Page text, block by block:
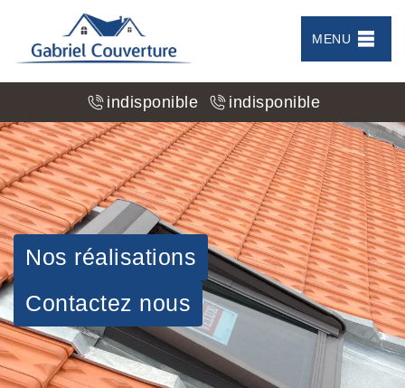
MENU
indisponible indisponible
Nos réalisations
Contactez nous